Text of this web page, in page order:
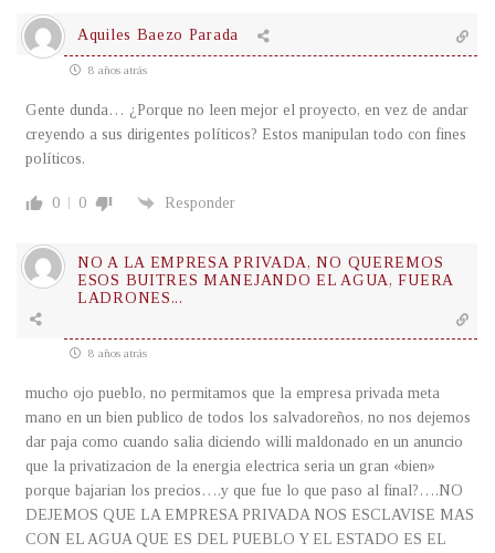
Aquiles Baezo Parada
8 años atrás
Gente dunda… ¿Porque no leen mejor el proyecto, en vez de andar
creyendo a sus dirigentes políticos? Estos manipulan todo con fines
políticos.
0 0 Responder
NO A LA EMPRESA PRIVADA, NO QUEREMOS
ESOS BUITRES MANEJANDO EL AGUA, FUERA
LADRONES...
8 años atrás
mucho ojo pueblo, no permitamos que la empresa privada meta
mano en un bien publico de todos los salvadoreños, no nos dejemos
dar paja como cuando salia diciendo willi maldonado en un anuncio
que la privatizacion de la energia electrica seria un gran «bien»
porque bajarian los precios….y que fue lo que paso al final?….NO
DEJEMOS QUE LA EMPRESA PRIVADA NOS ESCLAVISE MAS
CON EL AGUA QUE ES DEL PUEBLO Y EL ESTADO ES EL